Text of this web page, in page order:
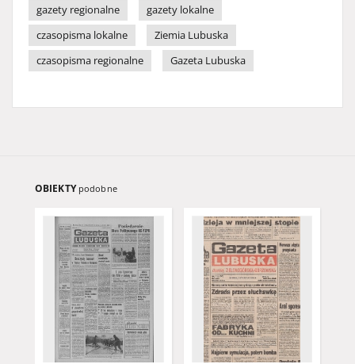
gazety regionalne
gazety lokalne
czasopisma lokalne
Ziemia Lubuska
czasopisma regionalne
Gazeta Lubuska
OBIEKTY podobne